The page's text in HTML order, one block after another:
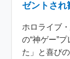
ゼントされ
ホロライブ
の“神ゲー”
た」と喜び